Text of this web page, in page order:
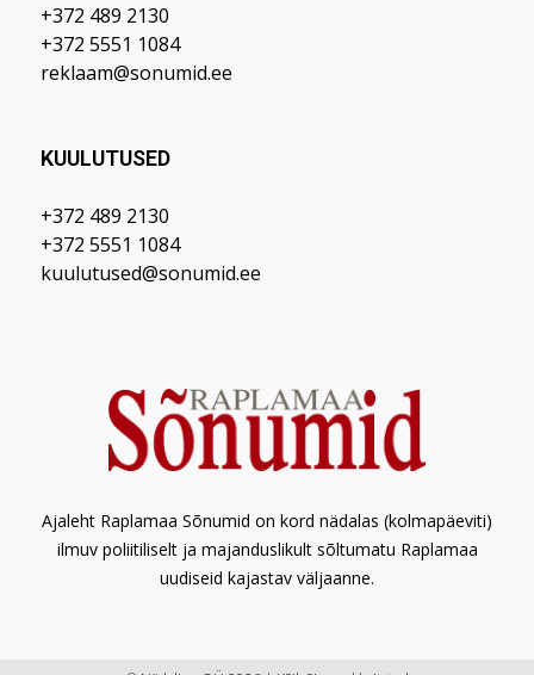
+372 489 2130
+372 5551 1084
reklaam@sonumid.ee
KUULUTUSED
+372 489 2130
+372 5551 1084
kuulutused@sonumid.ee
Ajaleht Raplamaa Sõnumid on kord nädalas (kolmapäeviti)
ilmuv poliitiliselt ja majanduslikult sõltumatu Raplamaa
uudiseid kajastav väljaanne.